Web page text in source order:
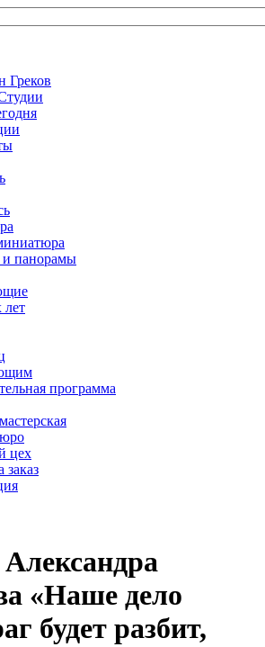
Греков
панорамы
программа
цех
заказ
«Наше дело
будет разбит,